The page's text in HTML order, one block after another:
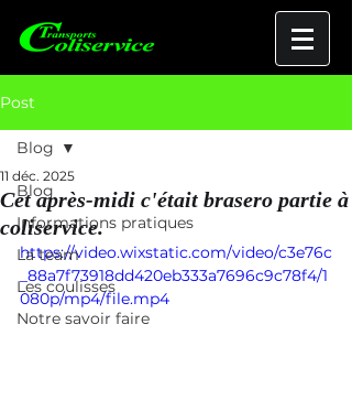
Post
Blog
Informations pratiques
La team
Les coulisses
Notre savoir faire
Blog
Cet après-midi c'était brasero partie à
coliservice.
11 déc. 2025
https://video.wixstatic.com/video/c3e76c
_88a7f73918dd420eb333a7696c9c78f4/1
080p/mp4/file.mp4